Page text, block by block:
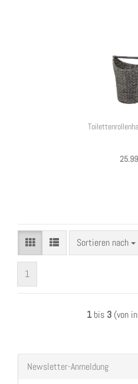
Sortieren nach
Sortieren nach
1
1bis 3(von
Newsletter-Anmeldung